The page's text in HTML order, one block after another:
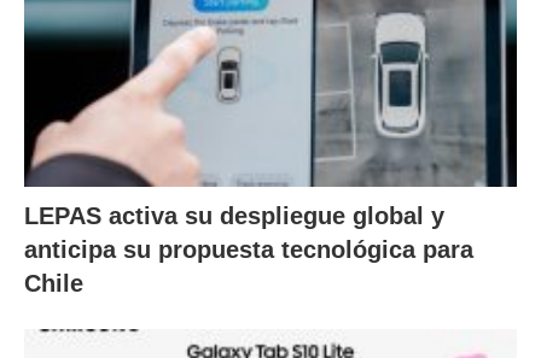
LEPAS activa su despliegue global y
anticipa su propuesta tecnológica para
Chile